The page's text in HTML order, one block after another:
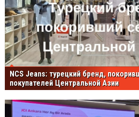
NCS Jeans: турецкий бренд,
покупателей Центральной Азии